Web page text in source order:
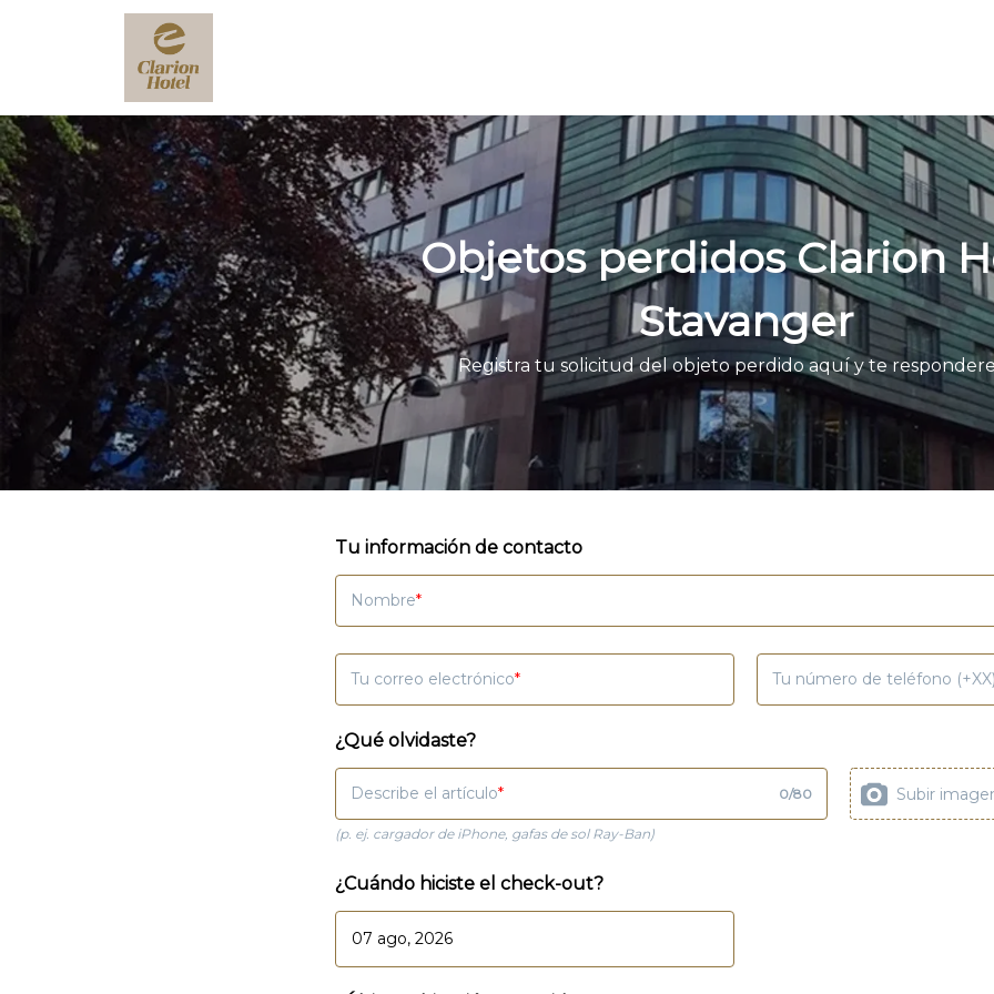
Objetos perdidos Clarion
Stavanger
Registra tu solicitud del objeto perdido aquí y te
Tu información de contacto
Nombre
Tu correo electrónico Tu número de teléfono
¿Qué olvidaste?
Describe el artículo 0/80 Subir
(p. ej. cargador de iPhone, gafas de sol Ray-Ban)
¿Cuándo hiciste el check-out?